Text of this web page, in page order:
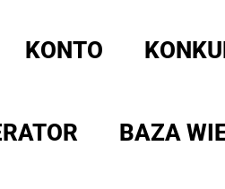
KONTO
BAZA